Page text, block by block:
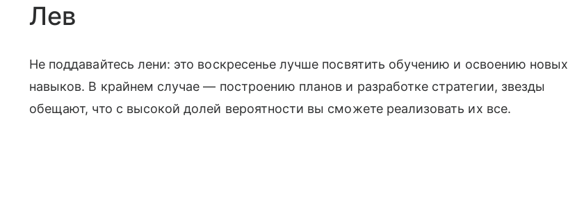
Лев
Не поддавайтесь лени: это воскресенье лучше посвятить обучению и освоению новых
навыков. В крайнем случае — построению планов и разработке стратегии, звезды
обещают, что с высокой долей вероятности вы сможете реализовать их все.